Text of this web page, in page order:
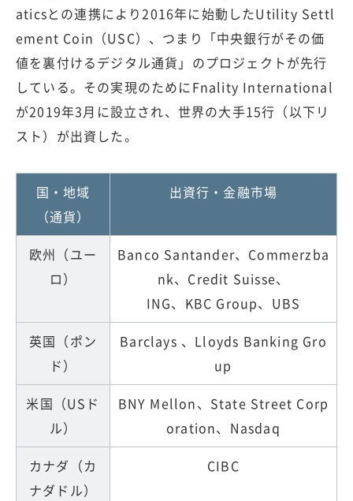
aticsとの連携により2016年に始動したUtility Settl
ement Coin（USC）、つまり「中央銀行がその価
値を裏付けるデジタル通貨」のプロジェクトが先行
している。その実現のためにFnality International
が2019年3月に設立され、世界の大手15行（以下リ
スト）が出資した。
国・地域
（通貨）
出資行・金融市場
欧州（ユー
ロ）
Banco Santander、Commerzba
nk、Credit Suisse、
ING、KBC Group、UBS
英国（ポン
ド）
Barclays 、Lloyds Banking Gro
up
米国（USド
ル）
BNY Mellon、State Street Corp
oration、Nasdaq
カナダ（カ
ナダドル）
CIBC